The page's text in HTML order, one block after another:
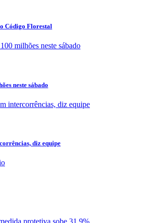
Código Florestal
neste sábado
diz equipe